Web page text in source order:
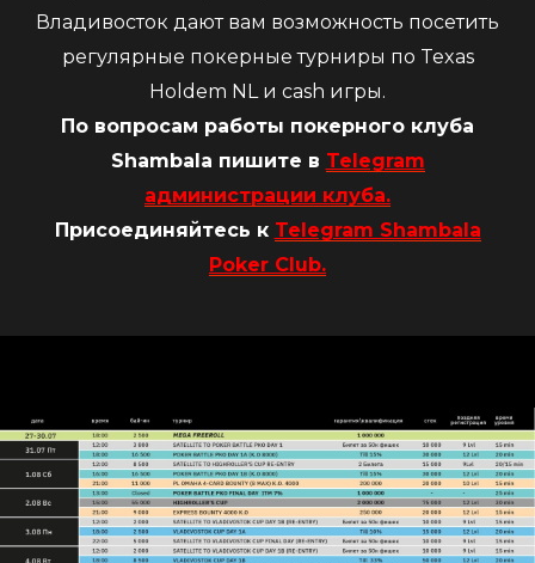
Владивосток дают вам возможность посетить
регулярные покерные турниры по Texas
Holdem NL и cash игры.
По вопросам работы покерного клуба
Shambala пишите в Telegram
администрации клуба.
Присоединяйтесь к Telegram Shambala
Poker Club.